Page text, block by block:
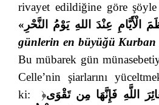
rivayet edildiğine göre
الْأَيَّامِ عِنْدَ اللهِ يَوْمُ النَّحْرِ»
günlerin en büyüğü Kurban
Bu mübarek gün
Celle’nin şiarlarını
ki:﴿اللَّهِ فَإِنَّهَا مِن تَقْوَى